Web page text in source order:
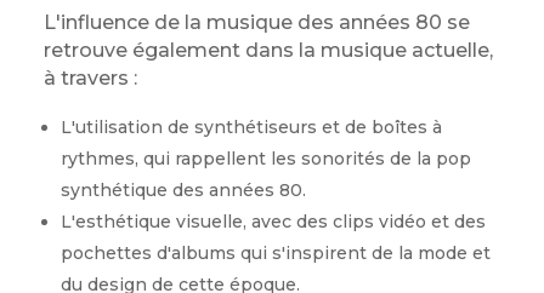
L'influence de la musique des années 80 se
retrouve également dans la musique actuelle,
à travers :
L'utilisation de synthétiseurs et de boîtes à
rythmes, qui rappellent les sonorités de la pop
synthétique des années 80.
L'esthétique visuelle, avec des clips vidéo et des
pochettes d'albums qui s'inspirent de la mode et
du design de cette époque.